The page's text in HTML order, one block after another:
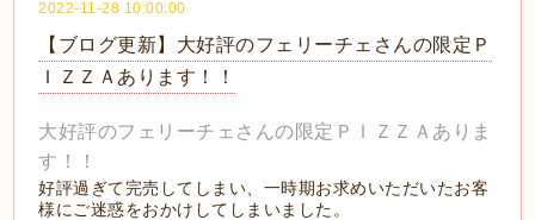
2022-11-28 10:00:00
【ブログ更新】大好評のフェリーチェさんの限定Ｐ
ＩＺＺＡあります！！
大好評のフェリーチェさんの限定ＰＩＺＺＡありま
す！！
好評過ぎて完売してしまい、一時期お求めいただいたお客
様にご迷惑をおかけしてしまいました。